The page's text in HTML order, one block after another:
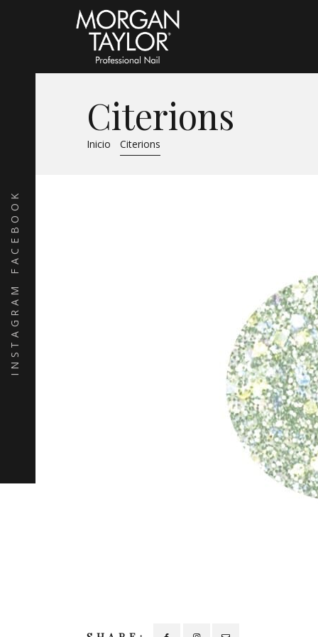
FACEBOOK
INSTAGRAM
Citerions
Inicio Citerions